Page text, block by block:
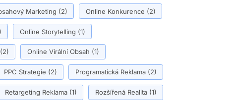
Marketing (2) Online Konkurence (2)
Online Storytelling (1)
Online Virální Obsah (1)
PPC Strategie (2) Programatická Reklama(2)
Retargeting Reklama(1) Rozšířená Realita(1)